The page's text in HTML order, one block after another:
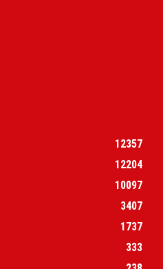
12357
12204
10097
3407
1737
333